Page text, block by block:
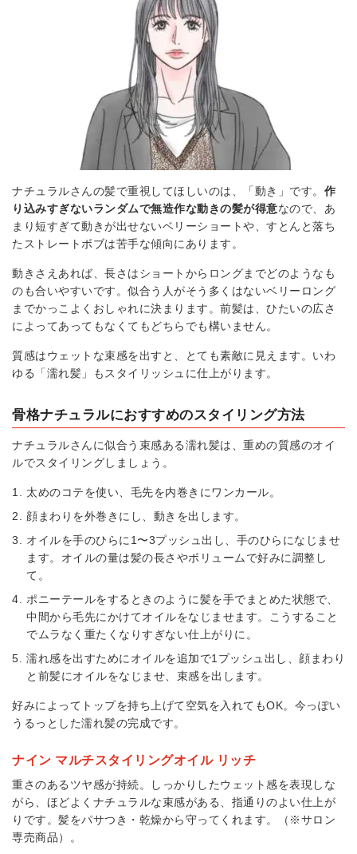
ナチュラルさんの髪で重視してほしいのは、「動き」です。 作
り込みすぎないランダムで無造作な動きの髪が得意なので、あ
まり短すぎて動きが出せないベリーショートや、すとんと落ち
たストレートボブは苦手な傾向にあります。
動きさえあれば、長さはショートからロングまでどのようなも
のも合いやすいです。似合う人がそう多くはないベリーロング
までかっこよくおしゃれに決まります。前髪は、ひたいの広さ
によってあってもなくてもどちらでも構いません。
質感はウェットな束感を出すと、とても素敵に見えます。いわ
ゆる「濡れ髪」もスタイリッシュに仕上がります。
骨格ナチュラルにおすすめのスタイリング方法
ナチュラルさんに似合う束感ある濡れ髪は、重めの質感のオイ
ルでスタイリングしましょう。
太めのコテを使い、毛先を内巻きにワンカール。
顔まわりを外巻きにし、動きを出します。
オイルを手のひらに1〜3プッシュ出し、手のひらになじませ
ます。オイルの量は髪の長さやボリュームで好みに調整し
て。
ポニーテールをするときのように髪を手でまとめた状態で、
中間から毛先にかけてオイルをなじませます。こうすること
でムラなく重たくなりすぎない仕上がりに。
濡れ感を出すためにオイルを追加で1プッシュ出し、顔まわり
と前髪にオイルをなじませ、束感を出します。
好みによってトップを持ち上げて空気を入れてもOK。今っぽい
うるっとした濡れ髪の完成です。
ナイン マルチスタイリングオイル リッチ
重さのあるツヤ感が持続。しっかりしたウェット感を表現しな
がら、ほどよくナチュラルな束感がある、指通りのよい仕上が
りです。髪をパサつき・乾燥から守ってくれます。（※サロン
専売商品）。